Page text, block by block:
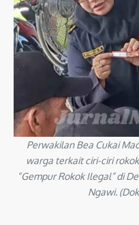
Perwakilan Bea Cukai
warga terkait ciri-ciri
“Gempur Rokok Ilegal” di
Ngawi.